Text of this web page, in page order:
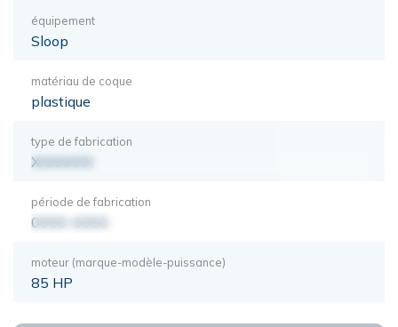
équipement
Sloop
matériau de coque
plastique
type de fabrication
XXXXXXX
période de fabrication
0000-0000
moteur (marque-modèle-puissance)
85 HP